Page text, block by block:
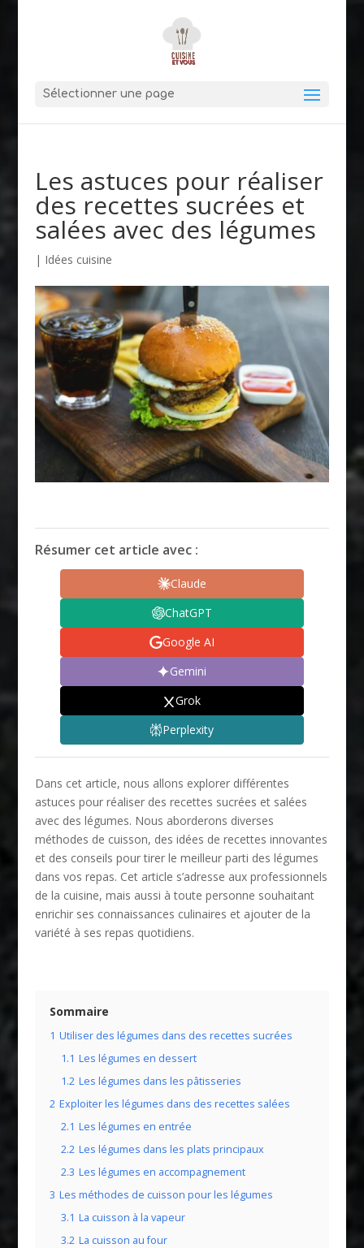
Sélectionner une page
Les astuces pour réaliser
des recettes sucrées et
salées avec des légumes
| Idées cuisine
Résumer cet article avec :
Claude
ChatGPT
Google AI
Gemini
Grok
Perplexity
Dans cet article, nous allons explorer différentes
astuces pour réaliser des recettes sucrées et salées
avec des légumes. Nous aborderons diverses
méthodes de cuisson, des idées de recettes innovantes
et des conseils pour tirer le meilleur parti des légumes
dans vos repas. Cet article s’adresse aux professionnels
de la cuisine, mais aussi à toute personne souhaitant
enrichir ses connaissances culinaires et ajouter de la
variété à ses repas quotidiens.
Sommaire
1 Utiliser des légumes dans des recettes sucrées
1.1 Les légumes en dessert
1.2 Les légumes dans les pâtisseries
2 Exploiter les légumes dans des recettes salées
2.1 Les légumes en entrée
2.2 Les légumes dans les plats principaux
2.3 Les légumes en accompagnement
3 Les méthodes de cuisson pour les légumes
3.1 La cuisson à la vapeur
3.2 La cuisson au four